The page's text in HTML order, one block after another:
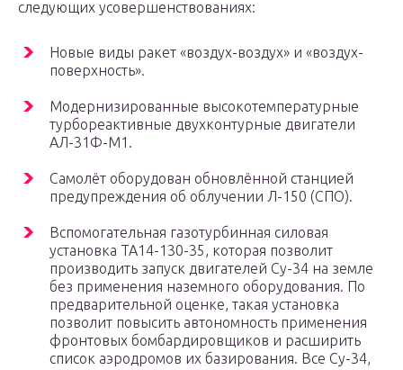
следующих усовершенствованиях:
Новые виды ракет «воздух-воздух» и «воздух-
поверхность».
Модернизированные высокотемпературные
турбореактивные двухконтурные двигатели
АЛ-31Ф-М1.
Самолёт оборудован обновлённой станцией
предупреждения об облучении Л-150 (СПО).
Вспомогательная газотурбинная силовая
установка ТА14-130-35, которая позволит
производить запуск двигателей Су-34 на земле
без применения наземного оборудования. По
предварительной оценке, такая установка
позволит повысить автономность применения
фронтовых бомбардировщиков и расширить
список аэродромов их базирования. Все Су-34,